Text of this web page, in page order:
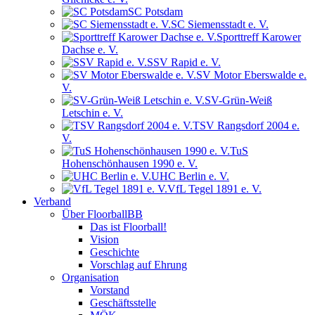
SC Potsdam
SC Siemensstadt e. V.
Sporttreff Karower
Dachse e. V.
SSV Rapid e. V.
SV Motor Eberswalde e.
V.
SV-Grün-Weiß
Letschin e. V.
TSV Rangsdorf 2004 e.
V.
TuS
Hohenschönhausen 1990 e. V.
UHC Berlin e. V.
VfL Tegel 1891 e. V.
Verband
Über FloorballBB
Das ist Floorball!
Vision
Geschichte
Vorschlag auf Ehrung
Organisation
Vorstand
Geschäftsstelle